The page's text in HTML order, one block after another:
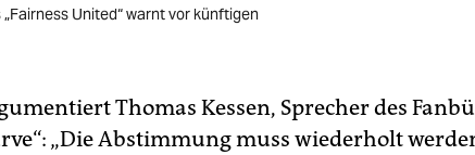
United“ warnt vor künftigen
Thomas Kessen, Sprecher des
„Die Abstimmung muss wiederholt